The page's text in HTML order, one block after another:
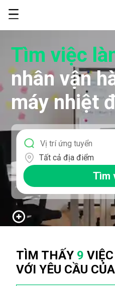
Tìm việc
nhân vận
máy nhiệt
Tất cả địa điểm
Tìm
TÌM THẤY 9
VỚI YÊU CẦU